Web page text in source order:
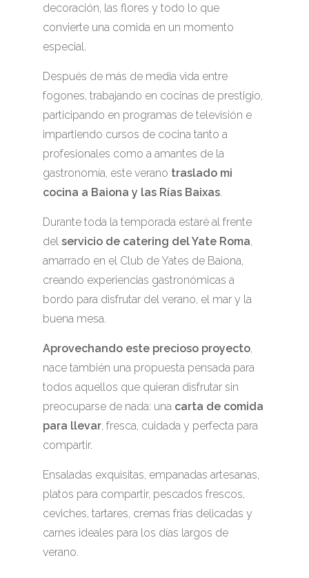
decoración, las flores y todo lo que
convierte una comida en un momento
especial.
Después de más de media vida entre
fogones, trabajando en cocinas de prestigio,
participando en programas de televisión e
impartiendo cursos de cocina tanto a
profesionales como a amantes de la
gastronomía, este verano traslado mi
cocina a Baiona y las Rías Baixas.
Durante toda la temporada estaré al frente
del servicio de catering del Yate Roma,
amarrado en el Club de Yates de Baiona,
creando experiencias gastronómicas a
bordo para disfrutar del verano, el mar y la
buena mesa.
Aprovechando este precioso proyecto,
nace también una propuesta pensada para
todos aquellos que quieran disfrutar sin
preocuparse de nada: una carta de comida
para llevar, fresca, cuidada y perfecta para
compartir.
Ensaladas exquisitas, empanadas artesanas,
platos para compartir, pescados frescos,
ceviches, tartares, cremas frías delicadas y
carnes ideales para los días largos de
verano.